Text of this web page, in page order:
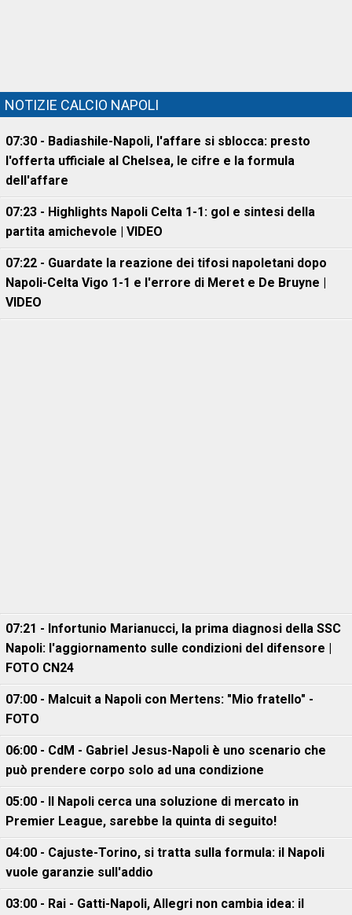
NOTIZIE CALCIO NAPOLI
07:30 - Badiashile-Napoli, l'affare si sblocca: presto
l'offerta ufficiale al Chelsea, le cifre e la formula
dell'affare
07:23 - Highlights Napoli Celta 1-1: gol e sintesi della
partita amichevole | VIDEO
07:22 - Guardate la reazione dei tifosi napoletani dopo
Napoli-Celta Vigo 1-1 e l'errore di Meret e De Bruyne |
VIDEO
07:21 - Infortunio Marianucci, la prima diagnosi della SSC
Napoli: l'aggiornamento sulle condizioni del difensore |
FOTO CN24
07:00 - Malcuit a Napoli con Mertens: "Mio fratello" -
FOTO
06:00 - CdM - Gabriel Jesus-Napoli è uno scenario che
può prendere corpo solo ad una condizione
05:00 - Il Napoli cerca una soluzione di mercato in
Premier League, sarebbe la quinta di seguito!
04:00 - Cajuste-Torino, si tratta sulla formula: il Napoli
vuole garanzie sull'addio
03:00 - Rai - Gatti-Napoli, Allegri non cambia idea: il